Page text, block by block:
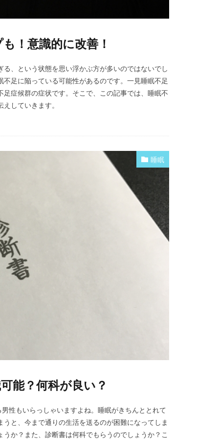
！意識的に改善！
、という状態を思い浮かぶ方が多いのではないでし
足に陥っている可能性があるのです。一見睡眠不足
症候群の症状です。そこで、この記事では、睡眠不
していきます。
睡眠
能？何科が良い？
性もいらっしゃいますよね。睡眠がきちんととれて
と、今まで通りの生活を送るのが困難になってしま
か？また、診断書は何科でもらうのでしょうか？こ